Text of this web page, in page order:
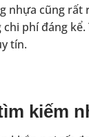
nhựa cũng
phí đáng
tín.
kiếm